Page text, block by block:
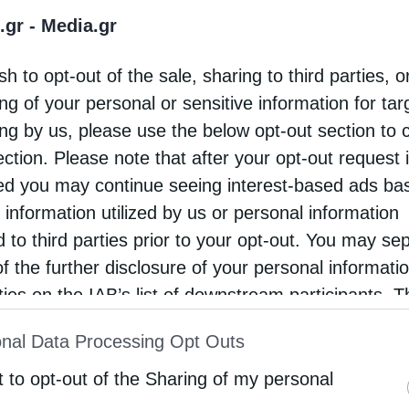
- Media.gr
to opt-out of the sale, sharing to third parties,
of your personal or sensitive information for
by us, please use the below opt-out section to
Please note that after your opt-out request
you may continue seeing interest-based ads
information utilized by us or personal information
to third parties prior to your opt-out. You may
the further disclosure of your personal
on the IAB’s list of downstream participants.
of Downstream Participantsthat may further
parties.
Data Processing Opt Outs
to opt-out of the Sharing of my personal
Θεόν, να αγαπάμε πατρίδα * νάχωμεν
τα παιδιά μας να …